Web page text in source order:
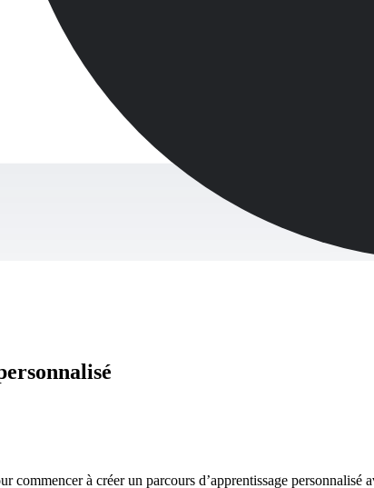
à créer un parcours d’apprentissage personnalisé